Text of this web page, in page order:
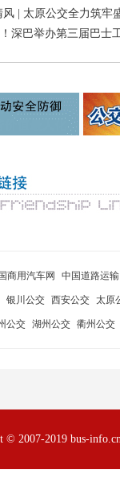
| 太原公交全力筑牢
深巴举办第三届巴士
商用汽车网 中国道路运输
银川公交 西安公交 太原
公交 湖州公交 衢州公交
© 2007-2019 bus-